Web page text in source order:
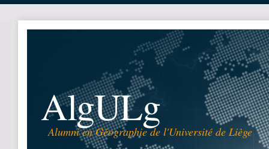
AlgULg
Alumni en Géographie de l'Université de Liège